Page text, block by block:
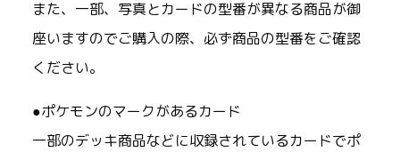
また、一部、写真とカードの型番が異なる商品が御
座いますのでご購入の際、必ず商品の型番をご確認
ください。
●ポケモンのマークがあるカード
一部のデッキ商品などに収録されているカードでポ